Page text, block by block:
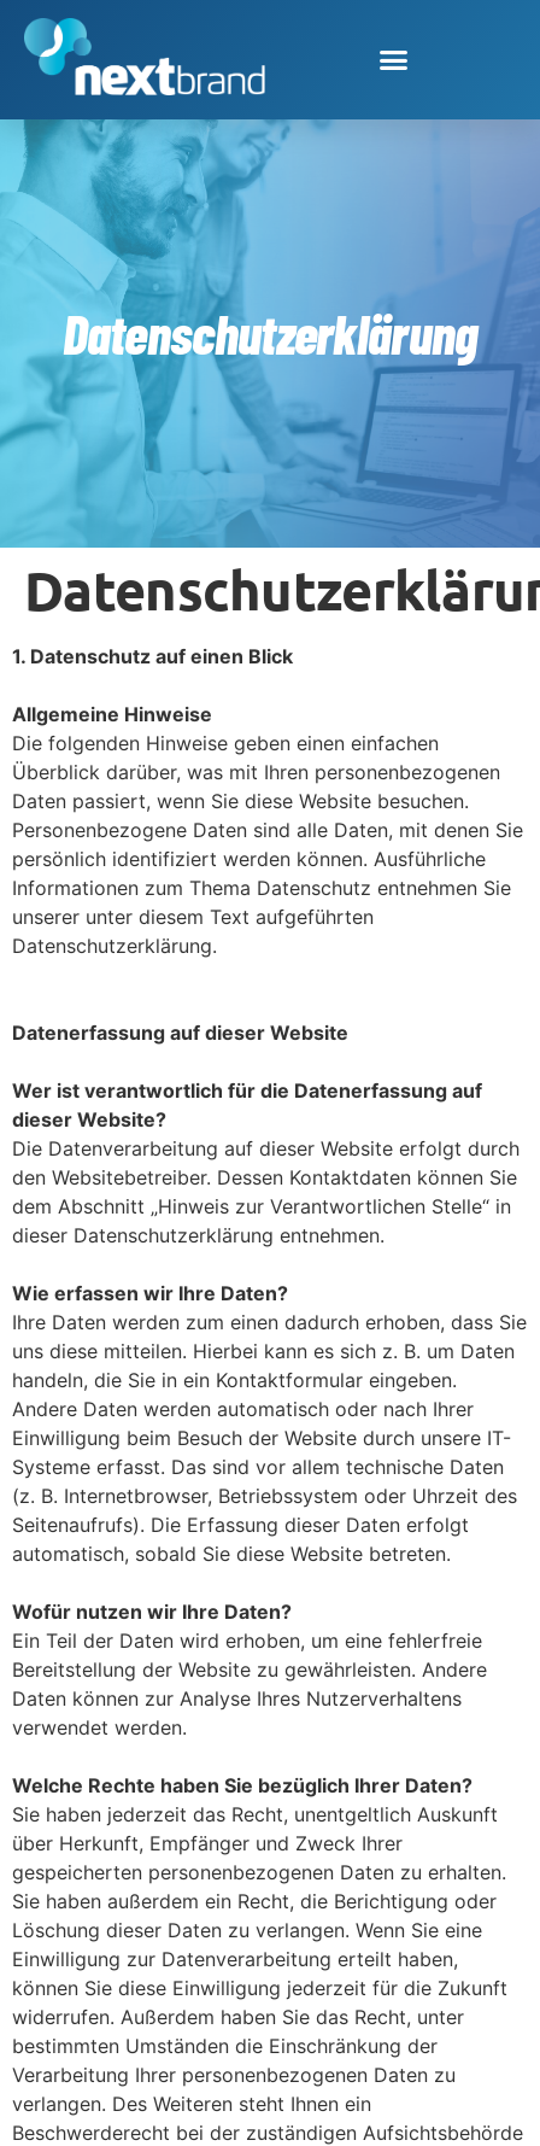
Datenschutzerklärung
1. Datenschutz auf einen Blick
Allgemeine Hinweise
Die folgenden Hinweise geben einen einfachen
Überblick darüber, was mit Ihren personenbezogenen
Daten passiert, wenn Sie diese Website besuchen.
Personenbezogene Daten sind alle Daten, mit denen Sie
persönlich identifiziert werden können. Ausführliche
Informationen zum Thema Datenschutz entnehmen Sie
unserer unter diesem Text aufgeführten
Datenschutzerklärung.
Datenerfassung auf dieser Website
Wer ist verantwortlich für die Datenerfassung auf
dieser Website?
Die Datenverarbeitung auf dieser Website erfolgt durch
den Websitebetreiber. Dessen Kontaktdaten können Sie
dem Abschnitt „Hinweis zur Verantwortlichen Stelle“ in
dieser Datenschutzerklärung entnehmen.
Wie erfassen wir Ihre Daten?
Ihre Daten werden zum einen dadurch erhoben, dass Sie
uns diese mitteilen. Hierbei kann es sich z. B. um Daten
handeln, die Sie in ein Kontaktformular eingeben.
Andere Daten werden automatisch oder nach Ihrer
Einwilligung beim Besuch der Website durch unsere IT-
Systeme erfasst. Das sind vor allem technische Daten
(z. B. Internetbrowser, Betriebssystem oder Uhrzeit des
Seitenaufrufs). Die Erfassung dieser Daten erfolgt
automatisch, sobald Sie diese Website betreten.
Wofür nutzen wir Ihre Daten?
Ein Teil der Daten wird erhoben, um eine fehlerfreie
Bereitstellung der Website zu gewährleisten. Andere
Daten können zur Analyse Ihres Nutzerverhaltens
verwendet werden.
Welche Rechte haben Sie bezüglich Ihrer Daten?
Sie haben jederzeit das Recht, unentgeltlich Auskunft
über Herkunft, Empfänger und Zweck Ihrer
gespeicherten personenbezogenen Daten zu erhalten.
Sie haben außerdem ein Recht, die Berichtigung oder
Löschung dieser Daten zu verlangen. Wenn Sie eine
Einwilligung zur Datenverarbeitung erteilt haben,
können Sie diese Einwilligung jederzeit für die Zukunft
widerrufen. Außerdem haben Sie das Recht, unter
bestimmten Umständen die Einschränkung der
Verarbeitung Ihrer personenbezogenen Daten zu
verlangen. Des Weiteren steht Ihnen ein
Beschwerderecht bei der zuständigen Aufsichtsbehörde